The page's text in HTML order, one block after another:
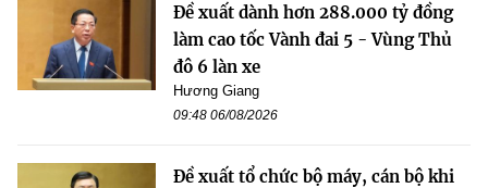
Đề xuất dành hơn 288.000 tỷ đồng
làm cao tốc Vành đai 5 - Vùng Thủ
đô 6 làn xe
Hương Giang
09:48 06/08/2026
Đề xuất tổ chức bộ máy, cán bộ khi